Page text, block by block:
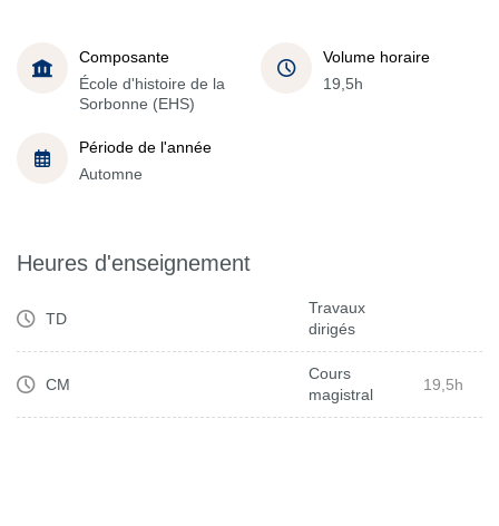
Composante
École d'histoire de la
Sorbonne (EHS)
Volume horaire
19,5h
Période de l'année
Automne
Heures d'enseignement
TD
Travaux
dirigés
CM
Cours
magistral
19,5h